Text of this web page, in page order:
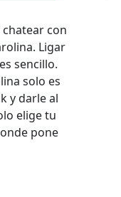
chatear con
Ligar
sencillo.
solo es
y darle al
elige tu
pone